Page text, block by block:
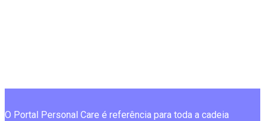
O Portal Personal Care é referência para toda a cadeia